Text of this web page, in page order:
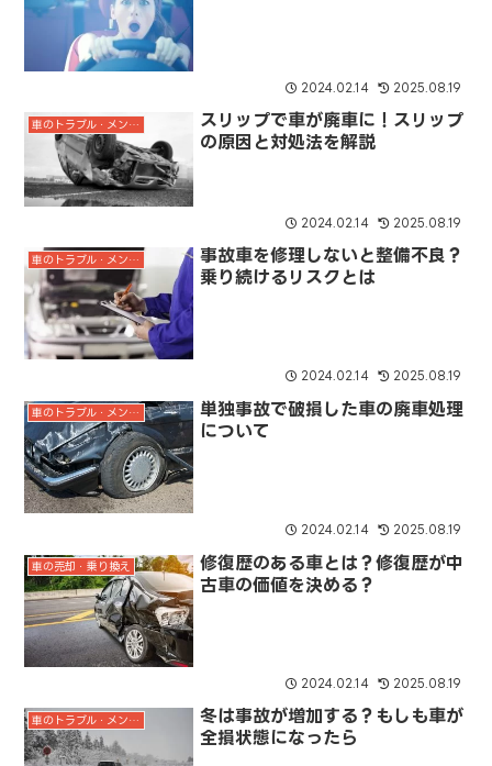
2024.02.14 2025.08.19
車のトラブル・メンテナンス
スリップで車が廃車に！スリップ
の原因と対処法を解説
2024.02.14 2025.08.19
車のトラブル・メンテナンス
事故車を修理しないと整備不良？
乗り続けるリスクとは
2024.02.14 2025.08.19
車のトラブル・メンテナンス
単独事故で破損した車の廃車処理
について
2024.02.14 2025.08.19
車の売却・乗り換え
修復歴のある車とは？修復歴が中
古車の価値を決める？
2024.02.14 2025.08.19
車のトラブル・メンテナンス
冬は事故が増加する？もしも車が
全損状態になったら